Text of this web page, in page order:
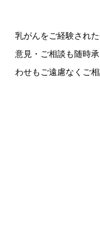
乳がんをご経験され
意見・ご相談も随時
わせもご遠慮なくご相